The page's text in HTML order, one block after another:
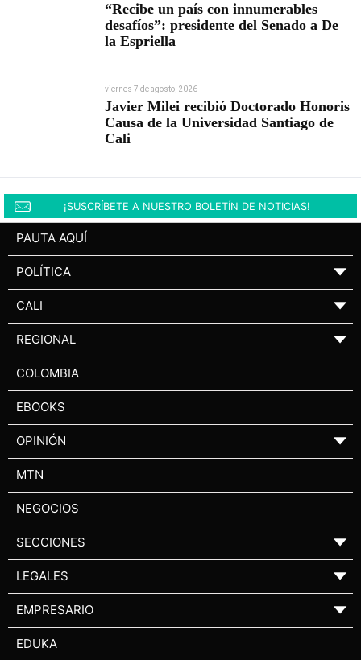
“Recibe un país con innumerables
desafíos”: presidente del Senado a De
la Espriella
viernes 7 de agosto, 2026
Javier Milei recibió Doctorado Honoris
Causa de la Universidad Santiago de
Cali
¡SUSCRÍBETE A NUESTRO BOLETÍN DE NOTICIAS!
PAUTA AQUÍ
POLÍTICA ▼
CALI ▼
REGIONAL ▼
COLOMBIA
EBOOKS
OPINIÓN ▼
MTN
NEGOCIOS
SECCIONES ▼
LEGALES ▼
EMPRESARIO ▼
EDUKA